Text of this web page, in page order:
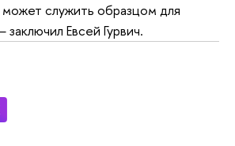
служить образцом для
Евсей Гурвич.